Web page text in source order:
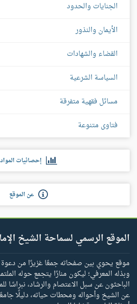
الجنايات والحدود
الأيمان والنذور
القضاء والشهادات
السياسة الشرعية
مسائل فقهية متفرقة
فتاوى متنوعة
إحصائيات المواد
عن الموقع
الموقع الرسمي لسماحة الشيخ
موقع يحوي بين صفحاته جمعًا غزيرًا من دعوة
وبذله المعرفي؛ ليكون منارًا يتجمع حوله
الباحثون عن سبل الاعتصام والرشاد، نبراسًا
عن الشيخ وأحواله ومحطات حياته، دليلًا